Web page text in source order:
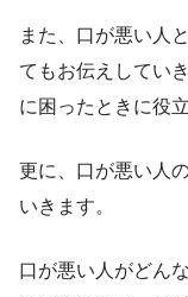
また、口が悪い人
てもお伝えしてい
に困ったときに役
更に、口が悪い人
いきます。
口が悪い人がどん